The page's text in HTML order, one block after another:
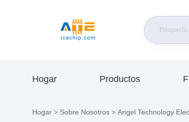
Hogar Productos
Hogar > Sobre Nosotros > Angel Technology